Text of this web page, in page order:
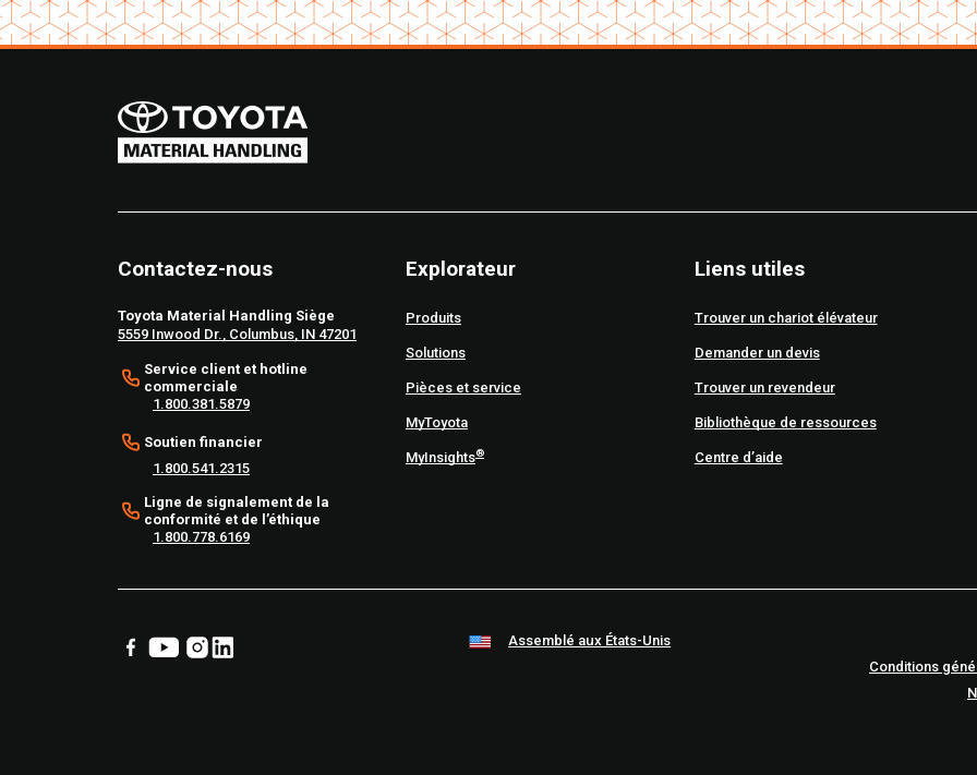
Contactez-nous
Toyota Material Handling Siège
5559 Inwood Dr., Columbus, IN 47201
Service client et hotline
commerciale
1.800.381.5879
Soutien financier
1.800.541.2315
Ligne de signalement de la
conformité et de l’éthique
1.800.778.6169
Explorateur
Produits
Solutions
Pièces et service
MyToyota
MyInsights®
Liens utiles
Trouver un chariot élévateur
Demander un devis
Trouver un revendeur
Bibliothèque de ressources
Centre d’aide
Assemblé aux États-Unis
Conditions